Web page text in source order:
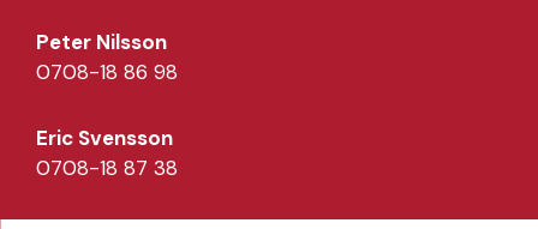
Peter Nilsson
0708-18 86 98
Eric Svensson
0708-18 87 38